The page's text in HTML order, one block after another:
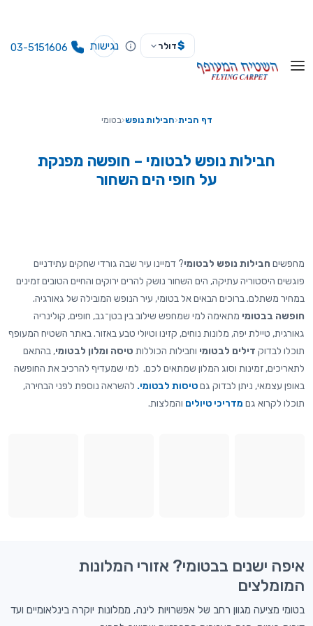
$דולר נגישות 03-5151606
דף הבית‹חבילות נופש‹בטומי
חבילות נופש לבטומי – חופשה מפנקת
על חופי הים השחור
מחפשים חבילות נופש לבטומי? דמיינו עיר שבה גורדי שחקים עתידניים
פוגשים היסטוריה עתיקה, הים השחור נושק להרים ירוקים והחיים הטובים זמינים
במחיר משתלם. ברוכים הבאים אל בטומי, עיר הנופש המובילה של גאורגיה.
חופשה בבטומי מתאימה למי שמחפש שילוב בין בטן־גב, חופים, קולינריה
גאורגית, טיילת יפה, מלונות נוחים, קזינו וטיולי טבע באזור. באתר השטיח המעופף
תוכלו לבדוק דילים לבטומי וחבילות הכוללות טיסה ומלון לבטומי, בהתאם
לתאריכים, זמינות וסוג המלון שמתאים לכם. למי שמעדיף להרכיב את החופשה
באופן עצמאי, ניתן לבדוק גםטיסות לבטומי. להשראה נוספת לפני הבחירה,
תוכלו לקרוא גם מדריכי טיולים והמלצות.
איפה ישנים בבטומי? אזורי המלונות
המומלצים
בטומי מציעה מגוון רחב של אפשרויות לינה, ממלונות יוקרה בינלאומיים ועד